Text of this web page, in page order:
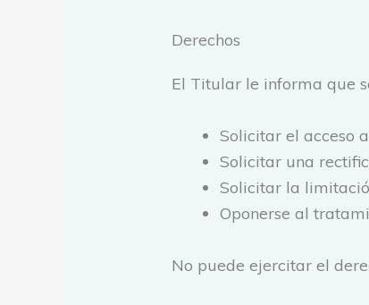
Derechos
El Titular le informa que
Solicitar el acceso
Solicitar una
Solicitar la
Oponerse al
No puede ejercitar el